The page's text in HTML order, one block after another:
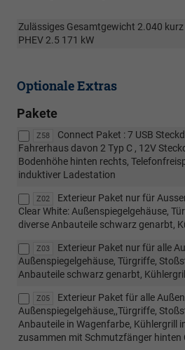
Zulässiges Gesamtgewicht 2.040
PHEV 2.5 171 kW
Optionale Extras
Pakete
Z58
Connect Paket : 7 USB
Fahrerhaus davon 2 Typ C , 12V
Bodenhöhe hinten rechts,
induktiver Ladestation
Z02
Exterieur Paket nur für
Clear White: Außenspiegelgehäuse,
diverse Anbauteile schwarz genarbt,
Z03
Exterieur Paket nur für alle
Außenspiegelgehäuse, Türgriffe,
Anbauteile schwarz genarbt,
Z05
Exterieur Paket für alle
Außenspiegelgehäuse,,Türgriffe,
Anbauteile in Wagenfarbe, Kühlergrill
zusammen mit Schmutzfänger hinten